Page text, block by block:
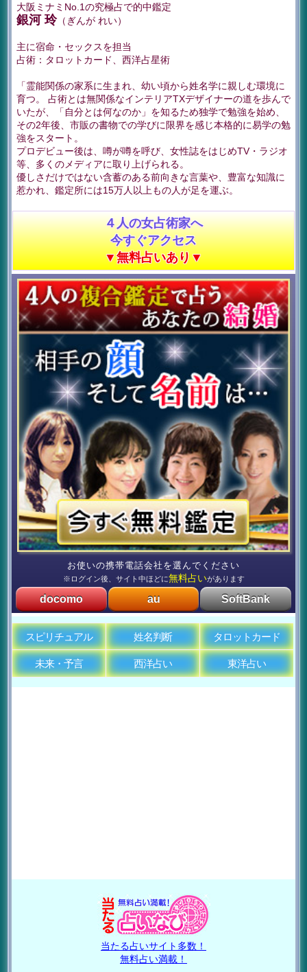
大阪ミナミNo.1の究極占で的中鑑定
銀河 玲（ぎんが れい）
主に宿命・セックスを担当
占術：タロットカード、西洋占星術
「霊能関係の家系に生まれ、幼い頃から姓名学に親しむ環境に
育つ。 占術とは無関係なインテリアTXデザイナーの道を歩んで
いたが、「自分とは何なのか」を知るため独学で勉強を始め、
その2年後、市販の書物での学びに限界を感じ本格的に易学の勉
強をスタート。
プロデビュー後は、噂が噂を呼び、女性誌をはじめTV・ラジオ
等、多くのメディアに取り上げられる。
優しさだけではない含蓄のある前向きな言葉や、豊富な知識に
惹かれ、鑑定所には15万人以上もの人が足を運ぶ。
４人の女占術家へ
今すぐアクセス
▼無料占いあり▼
お使いの携帯電話会社を選んでください
※ログイン後、サイト中ほどに無料占いがあります
docomo au SoftBank
スピリチュアル 姓名判断 タロットカード
未来・予言 西洋占い 東洋占い
当たる占いサイト多数！
無料占い満載！